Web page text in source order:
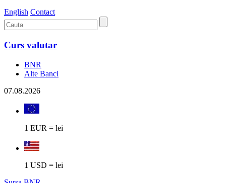
English Contact
Curs valutar
BNR
Alte Banci
07.08.2026
1 EUR = lei
1 USD = lei